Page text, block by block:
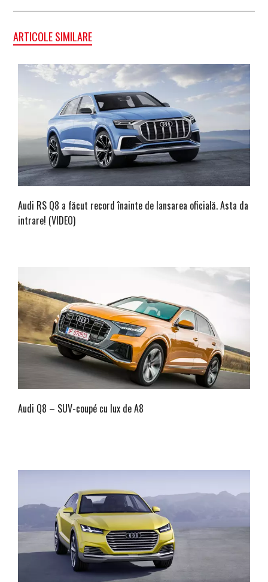
ARTICOLE SIMILARE
Audi RS Q8 a făcut record înainte de lansarea oficială. Asta da
intrare! (VIDEO)
Audi Q8 – SUV-coupé cu lux de A8